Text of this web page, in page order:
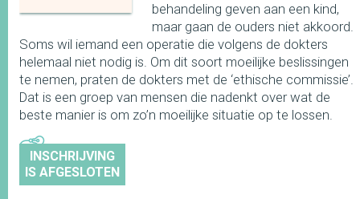
behandeling geven aan een kind,
maar gaan de ouders niet akkoord.
Soms wil iemand een operatie die volgens de dokters
helemaal niet nodig is. Om dit soort moeilijke beslissingen
te nemen, praten de dokters met de ‘ethische commissie’.
Dat is een groep van mensen die nadenkt over wat de
beste manier is om zo’n moeilijke situatie op te lossen.
INSCHRIJVING
IS AFGESLOTEN